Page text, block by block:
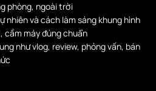
phòng, ngoài trời
nhiên và cách làm sáng khung hình
cầm máy đúng chuẩn
như vlog, review, phỏng vấn, bán